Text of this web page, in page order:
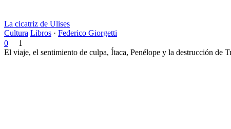
La cicatriz de Ulises
Cultura Libros · Federico Giorgetti
0
1
El viaje, el sentimiento de culpa, Ítaca, Penélope y la destrucción de